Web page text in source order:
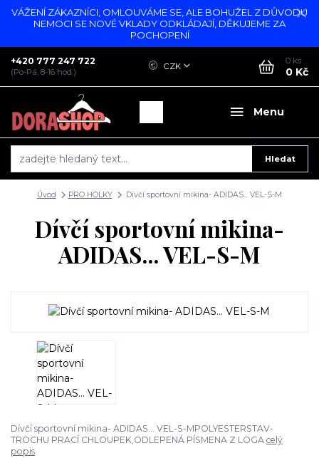
VÁŽENÍ ZÁKAZNÍCI, OMLOUVÁME SE, ALE BOHUŽEL Z DŮVODU
NEMOCI SE NOVÉ VKLADY ODKLÁDAJÍ, DĚKUJEME ZA
POCHOPENÍ
Menu
CZK
Hledat
+420 777 247 722
(Po-Pá, 8-16 hod.)
0 ks
0 Kč
Úvod PRO HOLKY Dívčí sportovní mikina- ADIDAS... VEL-S-M
Dívčí sportovní mikina-
ADIDAS... VEL-S-M
Dívčí sportovní mikina- ADIDAS... VEL-S-MPOLYESTERSTAV-
TROCHU PRACÍ CHLOUPEK,ODLEPENÁ PÍSMENA Z LOGA celý
popis